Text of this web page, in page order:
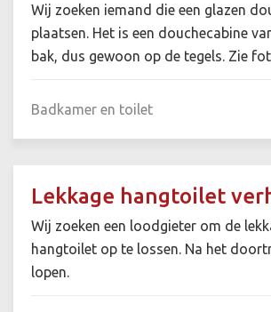
Wij zoeken iemand die een glazen
plaatsen. Het is een douchecabine
bak, dus gewoon op de tegels. Zie
Badkamer en toilet
Lekkage hangtoilet
Wij zoeken een loodgieter om de
hangtoilet op te lossen. Na het
lopen.